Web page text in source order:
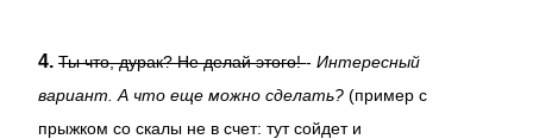
4. Ты что, дурак? Не делай этого!- Интересный
вариант. А что еще можно сделать? (пример с
прыжком со скалы не в счет: тут сойдет и